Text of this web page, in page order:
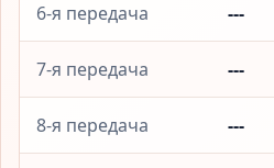
6-я передача ---
7-я передача ---
8-я передача ---